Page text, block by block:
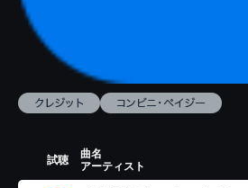
試聴
曲名
アーティスト